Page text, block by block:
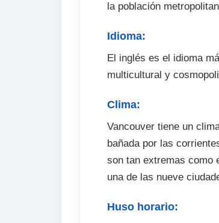
la población
Idioma:
El inglés es el idioma
multicultural y
Clima:
Vancouver tiene un
bañada por las
son tan extremas como
una de las nueve
Huso horario: